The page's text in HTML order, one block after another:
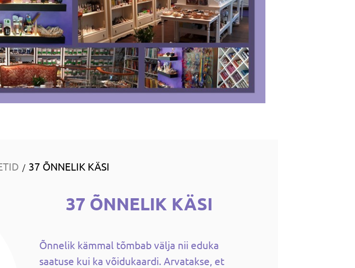
/ 37 ÕNNELIK KÄSI
37 ÕNNELIK KÄSI
Õnnelik kämmal tõmbab välja nii eduka
saatuse kui ka võidukaardi. Arvatakse, et